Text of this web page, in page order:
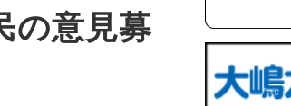
の意見募